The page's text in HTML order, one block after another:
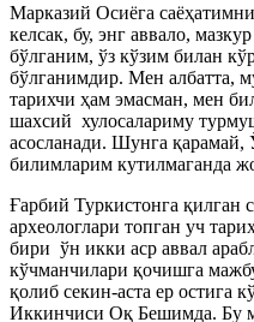
Марказий Осиёга
келсак, бу, энг аввало,
бўлганим, ўз кўзим билан
бўлганимдир. Мен албатта,
тарихчи ҳам эмасман, мен
шахсий хулосалариму
асосланади. Шунга қарамай,
билимларим кутилмаганда
Ғарбий Туркистонга қилган
археологлари топган уч
бири ўн икки аср аввал
кўчманчилари қочишга
қолиб секин-аста ер остига
Иккинчиси Оқ Бешимда. Бу